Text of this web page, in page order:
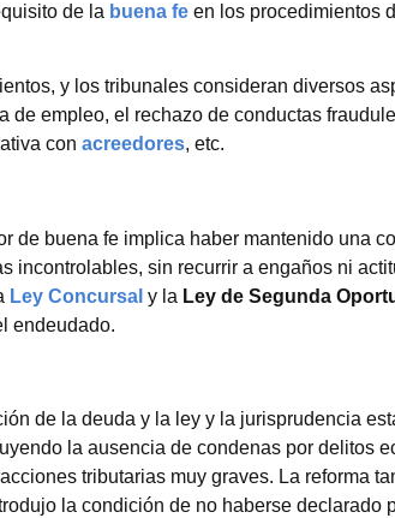
de la buena fe en los procedimientos
y los tribunales consideran diversos
empleo, el rechazo de conductas
con acreedores, etc.
de buena fe implica haber mantenido una
incontrolables, sin recurrir a engaños ni
Ley Concursal y la Ley de Segunda
endeudado.
de la deuda y la ley y la jurisprudencia
la ausencia de condenas por delitos
tributarias muy graves. La reforma
la condición de no haberse declarado